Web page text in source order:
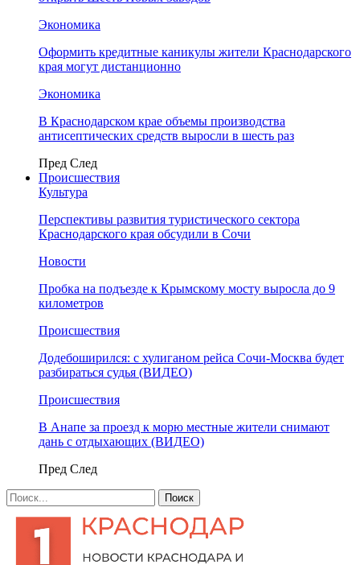
Экономика
Оформить кредитные каникулы жители Краснодарского
края могут дистанционно
Экономика
В Краснодарском крае объемы производства
антисептических средств выросли в шесть раз
Пред След
Происшествия
Культура
Перспективы развития туристического сектора
Краснодарского края обсудили в Сочи
Новости
Пробка на подъезде к Крымскому мосту выросла до 9
километров
Происшествия
Додебоширился: с хулиганом рейса Сочи-Москва будет
разбираться судья (ВИДЕО)
Происшествия
В Анапе за проезд к морю местные жители снимают
дань с отдыхающих (ВИДЕО)
Пред След